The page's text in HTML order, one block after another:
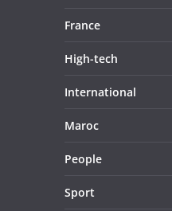
France
High-tech
International
Maroc
People
Sport